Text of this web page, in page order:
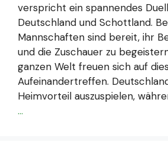
verspricht ein spannendes
Deutschland und Schottland.
Mannschaften sind bereit, ihr
und die Zuschauer zu
ganzen Welt freuen sich auf
Aufeinandertreffen.
Heimvorteil auszuspielen,
…